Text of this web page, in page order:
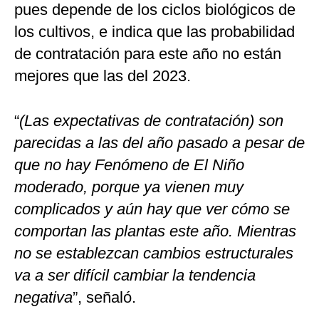
pues depende de los ciclos biológicos de
los cultivos, e indica que las probabilidad
de contratación para este año no están
mejores que las del 2023.
“(Las expectativas de contratación) son
parecidas a las del año pasado a pesar de
que no hay Fenómeno de El Niño
moderado, porque ya vienen muy
complicados y aún hay que ver cómo se
comportan las plantas este año. Mientras
no se establezcan cambios estructurales
va a ser difícil cambiar la tendencia
negativa”, señaló.